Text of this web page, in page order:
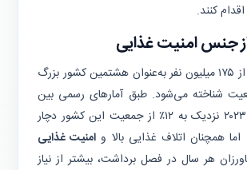
کنند.
جنس امنیت غذایی
بنگلادش با بیش از ۱۷۵ میلیون نفر به‌عنوان هشتمین کشور بزرگ
شناخته می‌شود. طبق آمار‌های رسمی بین
سال‌های ۲۰۲۱ تا ۲۰۲۳ نزدیک به ۱۲٪ از جمعیت این کشور دچار
همچنان اتلاف غذایی بالا و امنیت غذایی
هر سال در فصل برداشت، بیشتر از نیاز